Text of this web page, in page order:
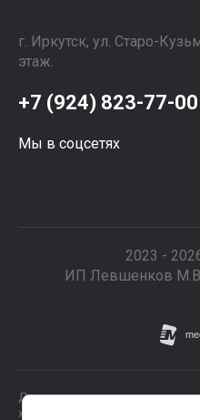
г. Иркутск, ул. ​Старо-
этаж. ⠀⠀⠀⠀⠀⠀⠀⠀⠀⠀
+7 (924) 823-77-00
Мы в соцсетях
2023 -
ИП Левшенков
Данные о товарах и услугах,
характеристики,